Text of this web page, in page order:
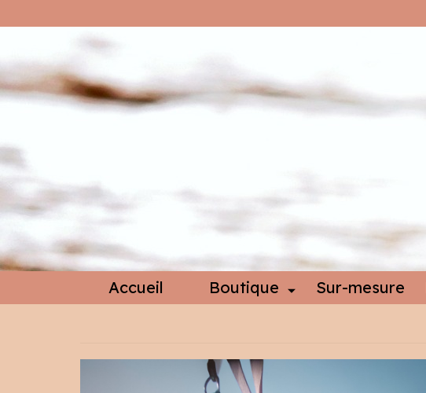
Accueil Boutique Sur-mesure